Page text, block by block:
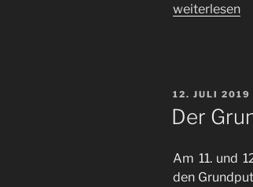
„Sto
weiterlesen
AM
12. JULI 2019
Der
Am 11. und
den